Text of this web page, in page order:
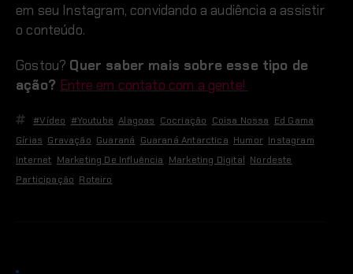
em seu Instagram, convidando a audiência a assistir
o conteúdo.
Gostou? Quer saber mais sobre esse tipo de
ação? Entre em contato com a gente!
#vídeo #youtube ,Alagoas Cocriação Coisa Nossa Ed Gama
Gírias Gravação Guaraná Guaraná Antarctica Humor, Instagram
Internet Marketing De Influência Marketing Digital Nordeste
Participação Roteiro